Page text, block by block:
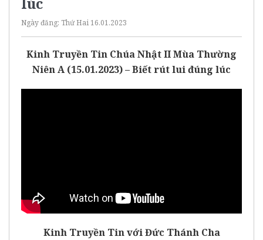
Ngày đăng: Thứ Hai 16.01.2023
Kinh Truyền Tin Chúa Nhật II Mùa Thường
Niên A (15.01.2023) – Biết rút lui đúng lúc
Kinh Truyền Tin với Đức Thánh Cha